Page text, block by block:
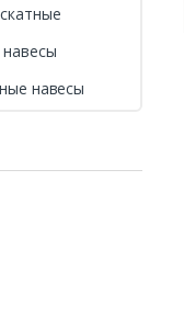
навесы